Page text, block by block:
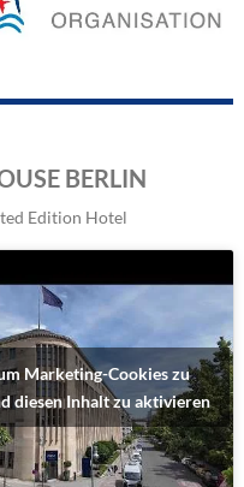
BERLIN
Edition Hotel
Marketing-Cookies zu
diesen Inhalt zu aktivieren